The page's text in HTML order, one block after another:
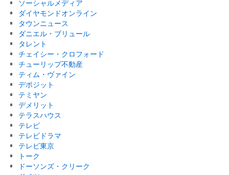
ソーシャルメディア
ダイヤモンドオンライン
タウンニュース
ダニエル・ブリュール
タレント
チェイシー・クロフォード
チューリップ不動産
ティム・ヴァイン
デポジット
テミヤン
デメリット
テラスハウス
テレビ
テレビドラマ
テレビ東京
トーク
ドーソンズ・クリーク